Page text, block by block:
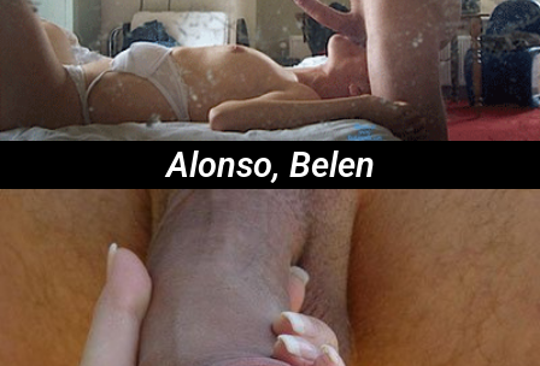
Alonso, Belen